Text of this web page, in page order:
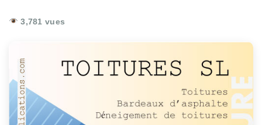
3,781 vues